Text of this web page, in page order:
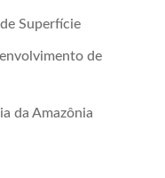
Superfície
de
da Amazônia